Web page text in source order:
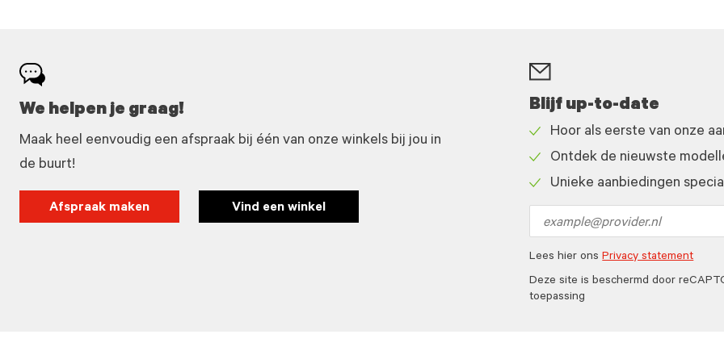
We helpen je graag!
Maak heel eenvoudig een afspraak bij één van onze winkels bij jou in
de buurt!
Afspraak maken Vind een winkel
Blijf up-to-date
icon
Hoor als eerste van onze
icon
Ontdek de nieuwste
Unieke aanbiedingen
address
Lees hier onsPrivacy statement
Deze site is beschermd door
toepassing